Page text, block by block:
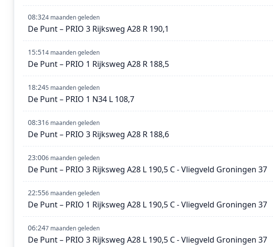
08:324 maanden geleden
De Punt – PRIO 3 Rijksweg A28 R 190,1
15:514 maanden geleden
De Punt – PRIO 1 Rijksweg A28 R 188,5
18:245 maanden geleden
De Punt – PRIO 1 N34 L 108,7
08:316 maanden geleden
De Punt – PRIO 3 Rijksweg A28 R 188,6
23:006 maanden geleden
De Punt – PRIO 3 Rijksweg A28 L 190,5 C - Vliegveld Groningen 37
22:556 maanden geleden
De Punt – PRIO 1 Rijksweg A28 L 190,5 C - Vliegveld Groningen 37
06:247 maanden geleden
De Punt – PRIO 3 Rijksweg A28 L 190,5 C - Vliegveld Groningen 37